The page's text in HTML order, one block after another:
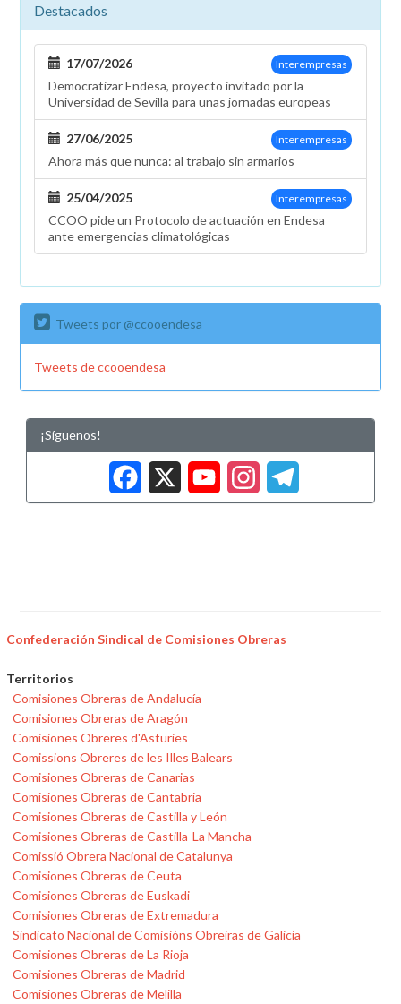
Destacados
Interempresas
17/07/2026
Democratizar Endesa, proyecto invitado por la
Universidad de Sevilla para unas jornadas europeas
Interempresas
27/06/2025
Ahora más que nunca: al trabajo sin armarios
Interempresas
25/04/2025
CCOO pide un Protocolo de actuación en Endesa
ante emergencias climatológicas
Tweets por @ccooendesa
Tweets de ccooendesa
¡Síguenos!
Facebook
X
Confederación Sindical de Comisiones Obreras
Territorios
Comisiones Obreras de Andalucía
Comisiones Obreras de Aragón
Comisiones Obreres d'Asturies
Comissions Obreres de les Illes Balears
Comisiones Obreras de Canarias
Comisiones Obreras de Cantabria
Comisiones Obreras de Castilla y León
Comisiones Obreras de Castilla-La Mancha
Comissió Obrera Nacional de Catalunya
Comisiones Obreras de Ceuta
Comisiones Obreras de Euskadi
Comisiones Obreras de Extremadura
Sindicato Nacional de Comisións Obreiras de Galicia
Comisiones Obreras de La Rioja
Comisiones Obreras de Madrid
Comisiones Obreras de Melilla